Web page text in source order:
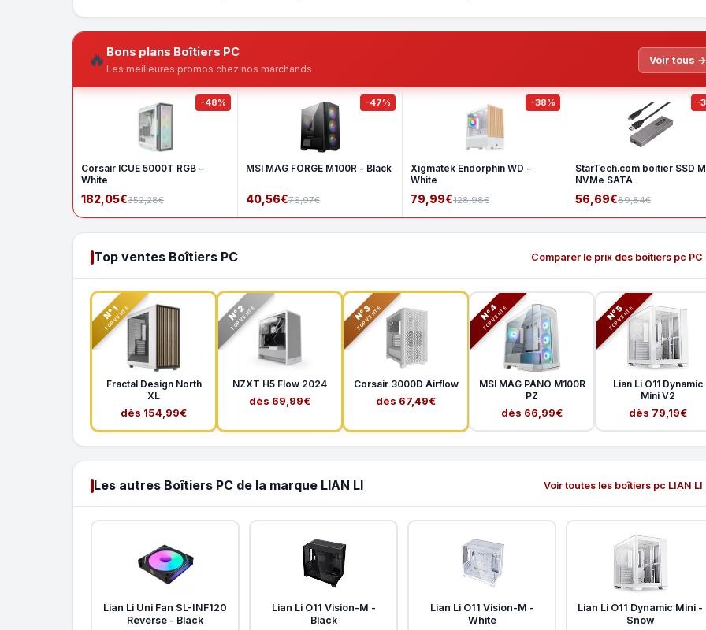
🔥 Bons plans Boîtiers PC
Les meilleures promos chez nos marchands
Voir tous →
-48%
Corsair ICUE 5000T RGB -
White
182,05€352,28€
-47%
MSI MAG FORGE M100R - Black
40,56€76,97€
-38%
Xigmatek Endorphin WD -
White
79,99€128,98€
-
StarTech.com boitier SSD
NVMe SATA
56,69€89,84€
Top ventes Boîtiers PC Comparer le prix des boîtiers pc
N°1
TOP VENTE
Fractal Design North
XL
dès 154,99€
N°2
TOP VENTE
NZXT H5 Flow 2024
dès 69,99€
N°3
TOP VENTE
Corsair 3000D Airflow
dès 67,49€
N°4
TOP VENTE
MSI MAG PANO M100R
PZ
dès 66,99€
N°5
TOP VENTE
Lian Li O11 Dynamic
Mini V2
dès 79,19€
Les autres Boîtiers PC de la marque LIAN LI Voir toutes les boîtiers pc LIAN
Lian Li Uni Fan SL-INF120
Reverse - Black
Lian Li O11 Vision-M -
Black
Lian Li O11 Vision-M -
White
Lian Li O11 Dynamic Mini -
Snow